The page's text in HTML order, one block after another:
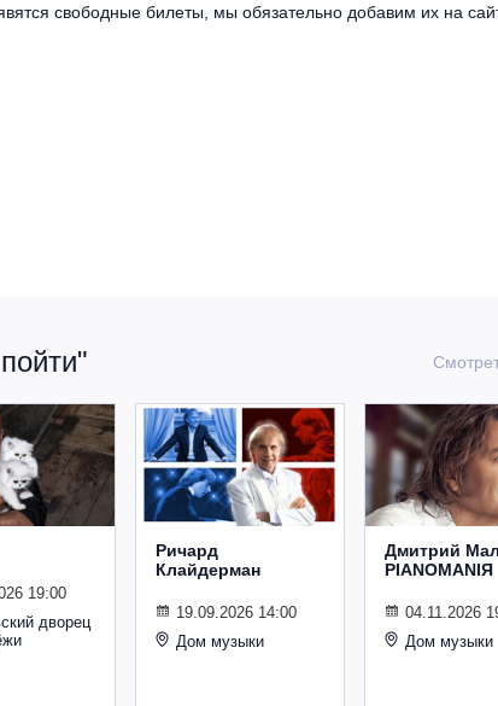
свободные билеты, мы обязательно добавим их на
19:00
дворец
Ричард
Клайдерман
19.09.2026 14:00
Дом музыки
Дмитрий
PIANOMANIЯ
04.11.2026
Дом музыки